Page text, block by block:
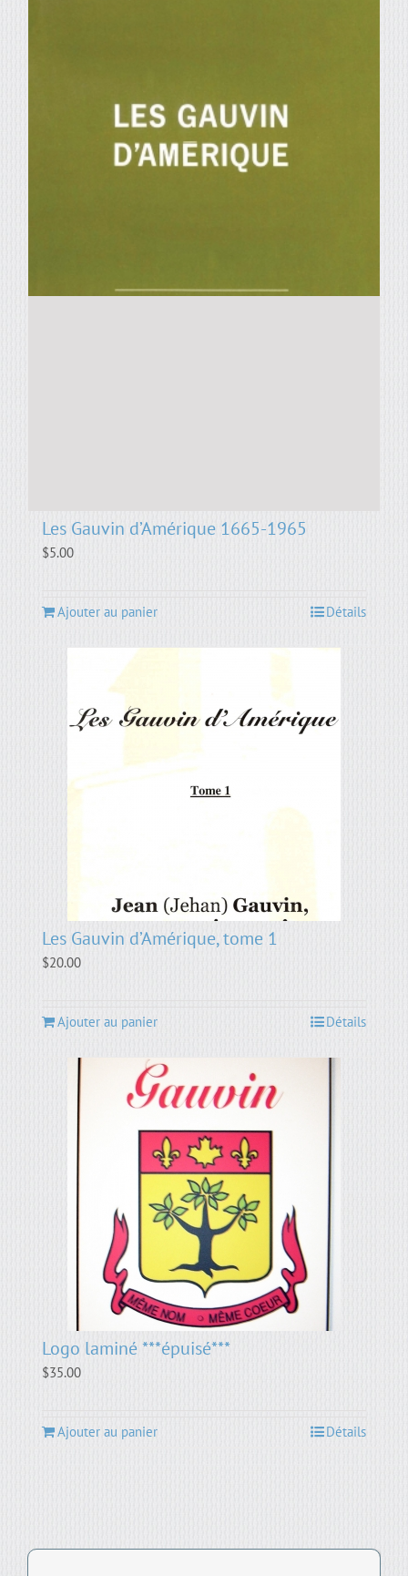
Les Gauvin d’Amérique 1665-1965
$5.00
Ajouter au panier Détails
Les Gauvin d’Amérique, tome 1
$20.00
Ajouter au panier Détails
Logo laminé ***épuisé***
$35.00
Ajouter au panier Détails